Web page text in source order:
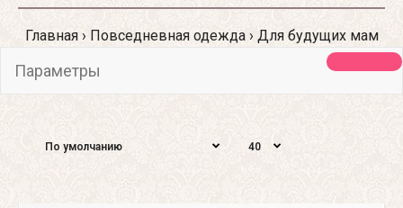
Главная Повседневная одежда Для будущих мам
Параметры